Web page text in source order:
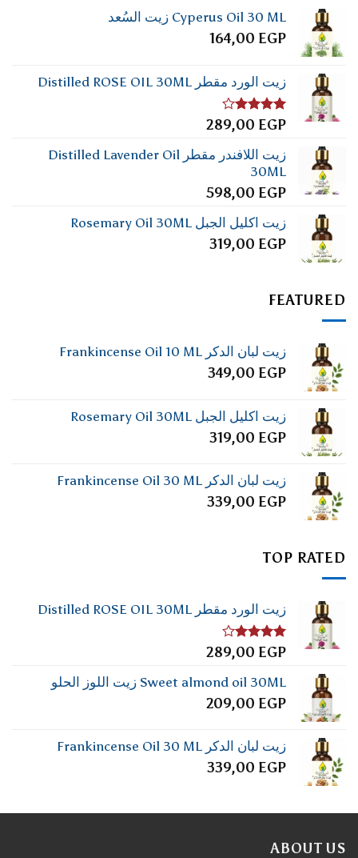
Cyperus Oil 30 ML زيت السُعد
164,00 EGP
زيت الورد مقطر Distilled ROSE OIL 30ML
تم
من
5
289,00 EGP
زيت اللافندر مقطر Distilled Lavender Oil
30ML
598,00 EGP
زيت اكليل الجبل Rosemary Oil 30ML
319,00 EGP
FEATURED
زيت لبان الدكر Frankincense Oil 10 ML
349,00 EGP
زيت اكليل الجبل Rosemary Oil 30ML
319,00 EGP
زيت لبان الدكر Frankincense Oil 30 ML
339,00 EGP
TOP RATED
زيت الورد مقطر Distilled ROSE OIL 30ML
تم
4.00من
5
289,00 EGP
Sweet almond oil 30ML زيت اللوز الحلو
209,00 EGP
زيت لبان الدكر Frankincense Oil 30 ML
339,00 EGP
ABOUT US